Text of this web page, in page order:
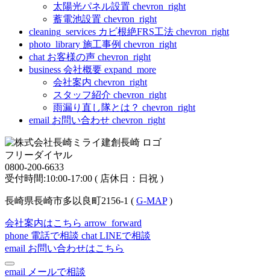
太陽光パネル設置 chevron_right
蓄電池設置 chevron_right
cleaning_services カビ根絶FRS工法 chevron_right
photo_library 施工事例 chevron_right
chat お客様の声 chevron_right
business 会社概要 expand_more
会社案内 chevron_right
スタッフ紹介 chevron_right
雨漏り直し隊とは？ chevron_right
email お問い合わせ chevron_right
フリーダイヤル
0800-200-6633
受付時間:10:00-17:00 ( 店休日：日祝 )
長崎県長崎市多以良町2156-1 ( G-MAP)
会社案内はこちら arrow_forward
phone 電話で相談 chat LINEで相談
email お問い合わせはこちら
email メールで相談